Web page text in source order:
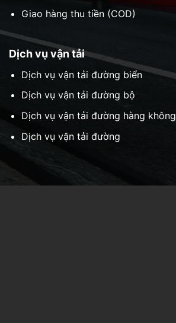
Giao hàng thu tiền (COD)
Dịch vụ vận tải
Dịch vụ vận tải đường biển
Dịch vụ vận tải đường bộ
Dịch vụ vận tải đường hàng không
Dịch vụ vận tải đường